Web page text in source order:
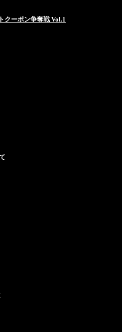
クーポン争奪戦 Vol.1